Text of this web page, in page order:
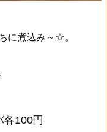
に煮込み～☆。
各100円